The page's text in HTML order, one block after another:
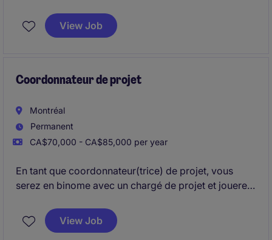
sur la Rive-Sud, en veillant à leur bon déroulement et
à leur succès.
View Job
Coordonnateur de projet
Montréal
Permanent
CA$70,000 - CA$85,000 per year
En tant que coordonnateur(trice) de projet, vous
serez en binome avec un chargé de projet et jouerez
construction, en veillant à leur bon déroulement et à
la satisfaction des objectifs fixés.
View Job